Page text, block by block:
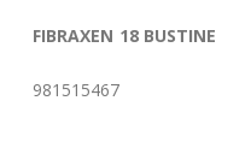
FIBRAXEN 18 BUSTINE
981515467